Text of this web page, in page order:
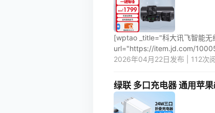
[wptao _title="科大讯飞智能无
url="https://item.jd.com/
2026年04月22日发布 | 112次
绿联 多口充电器 通用苹